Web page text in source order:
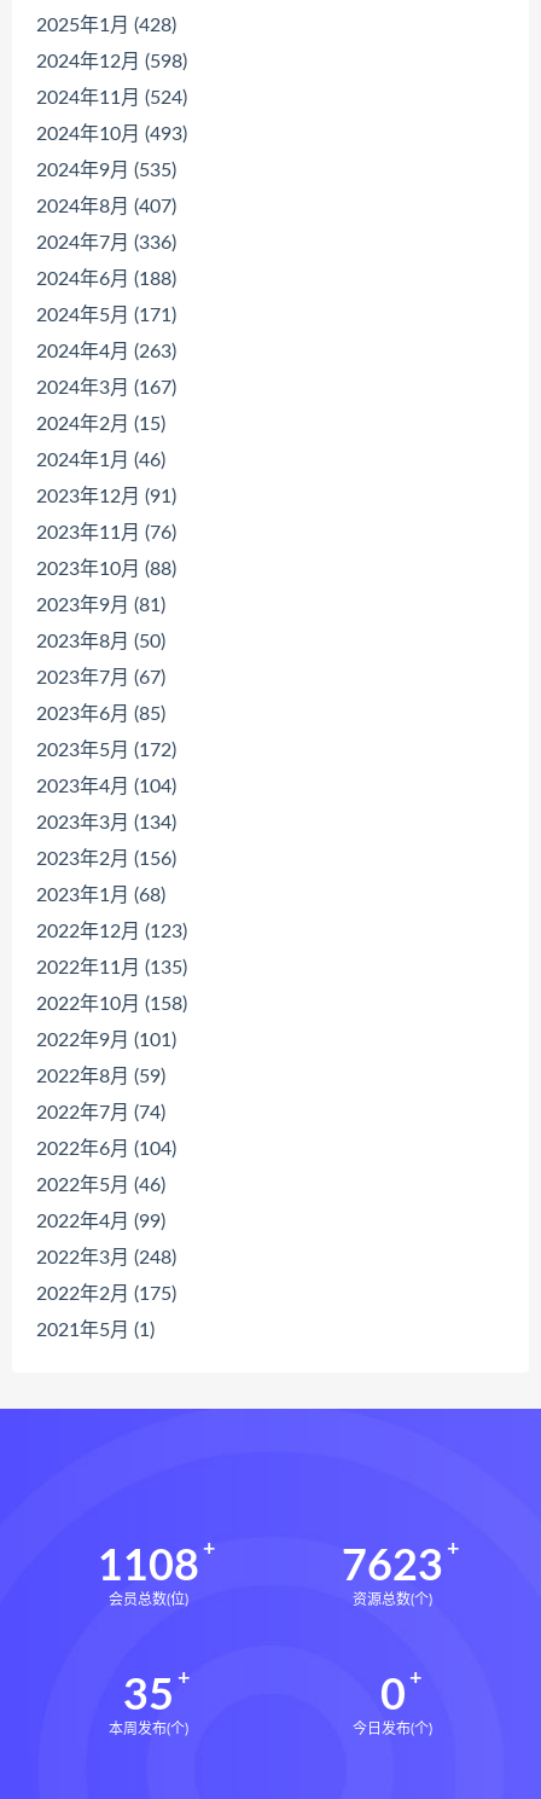
2025年1月 (428)
2024年12月 (598)
2024年11月 (524)
2024年10月 (493)
2024年9月 (535)
2024年8月 (407)
2024年7月 (336)
2024年6月 (188)
2024年5月 (171)
2024年4月 (263)
2024年3月 (167)
2024年2月 (15)
2024年1月 (46)
2023年12月 (91)
2023年11月 (76)
2023年10月 (88)
2023年9月 (81)
2023年8月 (50)
2023年7月 (67)
2023年6月 (85)
2023年5月 (172)
2023年4月 (104)
2023年3月 (134)
2023年2月 (156)
2023年1月 (68)
2022年12月 (123)
2022年11月 (135)
2022年10月 (158)
2022年9月 (101)
2022年8月 (59)
2022年7月 (74)
2022年6月 (104)
2022年5月 (46)
2022年4月 (99)
2022年3月 (248)
2022年2月 (175)
2021年5月 (1)
1108
会员总数(位)
7623
资源总数(个)
35
本周发布(个)
0
今日发布(个)